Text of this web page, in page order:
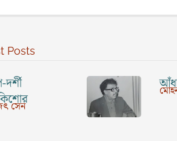
Posts
সেন